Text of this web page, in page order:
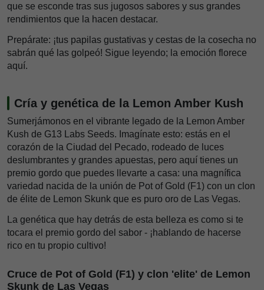
que se esconde tras sus jugosos sabores y sus grandes
rendimientos que la hacen destacar.
Prepárate: ¡tus papilas gustativas y cestas de la cosecha no
sabrán qué las golpeó! Sigue leyendo; la emoción florece
aquí.
Cría y genética de la Lemon Amber Kush
Sumerjámonos en el vibrante legado de la Lemon Amber
Kush de G13 Labs Seeds. Imagínate esto: estás en el
corazón de la Ciudad del Pecado, rodeado de luces
deslumbrantes y grandes apuestas, pero aquí tienes un
premio gordo que puedes llevarte a casa: una magnífica
variedad nacida de la unión de Pot of Gold (F1) con un clon
de élite de Lemon Skunk que es puro oro de Las Vegas.
La genética que hay detrás de esta belleza es como si te
tocara el premio gordo del sabor - ¡hablando de hacerse
rico en tu propio cultivo!
Cruce de Pot of Gold (F1) y clon 'elite' de Lemon
Skunk de Las Vegas